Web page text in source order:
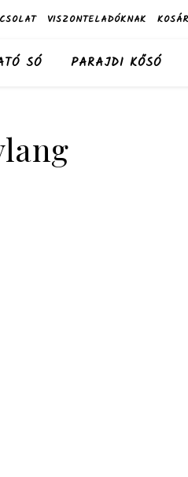
VISZONTELADÓKNAK KOSÁR
SÓ PARAJDI KŐSÓ